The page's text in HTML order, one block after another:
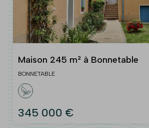
Maison 245 m² à Bonnetable
BONNETABLE
345 000 €